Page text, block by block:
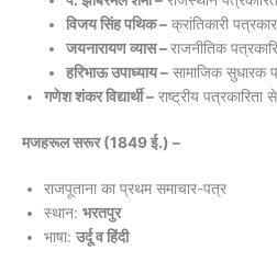
विजय सिंह पथिक – क्रांतिकारी पत्रकार
जयनारायण व्यास –राजनीतिक
हरिभाऊ उपाध्याय – सामाजिक सुधारक
गणेश शंकर विद्यार्थी – राष्ट्रीय
मजहरूल सरूर (1849 ई.) –
राजपूताना का प्रथम समाचार-पत्र
स्थान: भरतपुर
भाषा: उर्दू व हिंदी